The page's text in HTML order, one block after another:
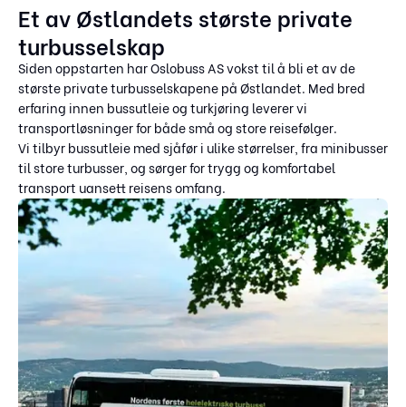
Et av Østlandets største private
turbusselskap
Siden oppstarten har Oslobuss AS vokst til å bli et av de
største private turbusselskapene på Østlandet. Med bred
erfaring innen bussutleie og turkjøring leverer vi
transportløsninger for både små og store reisefølger.
Vi tilbyr bussutleie med sjåfør i ulike størrelser, fra minibusser
til store turbusser, og sørger for trygg og komfortabel
transport uansett reisens omfang.